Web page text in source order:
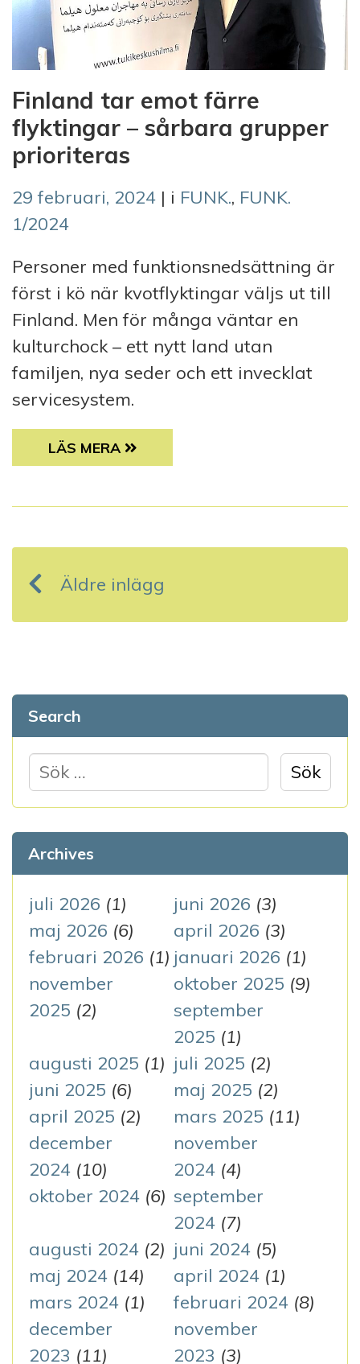
Finland tar emot färre
flyktingar – sårbara grupper
prioriteras
29 februari, 2024 | i FUNK., FUNK.
1/2024
Personer med funktionsnedsättning är
först i kö när kvotflyktingar väljs ut till
Finland. Men för många väntar en
kulturchock – ett nytt land utan
familjen, nya seder och ett invecklat
servicesystem.
FINLAND TAR EMOT FÄRRE FLYKTINGAR –
LÄS MERA
n
ä
g
s
a
v
i
Äldre inlägg
Search
ö
e
f
t
e
r
:
Archives
juli 2026 (1) juni 2026 (3)
maj 2026 (6) april 2026 (3)
februari 2026 (1) januari 2026 (1)
november
2025 (2)
oktober 2025 (9)
september
2025 (1)
augusti 2025 (1) juli 2025 (2)
juni 2025 (6) maj 2025 (2)
april 2025 (2) mars 2025 (11)
december
2024 (10)
november
2024 (4)
oktober 2024 (6) september
2024 (7)
augusti 2024 (2) juni 2024 (5)
maj 2024 (14) april 2024 (1)
mars 2024 (1) februari 2024 (8)
december
2023 (11)
november
2023 (3)